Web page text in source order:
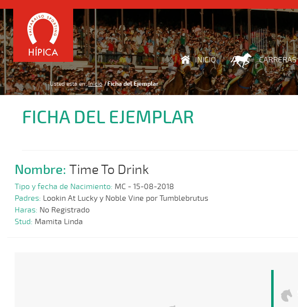
INICIO CARRERAS
Usted está en: Inicio Ficha del Ejemplar
FICHA DEL EJEMPLAR
Nombre: Time To Drink
Tipo y fecha de Nacimiento: MC - 15-08-2018
Padres: Lookin At Lucky y Noble Vine por Tumblebrutus
Haras: No Registrado
Stud: Mamita Linda